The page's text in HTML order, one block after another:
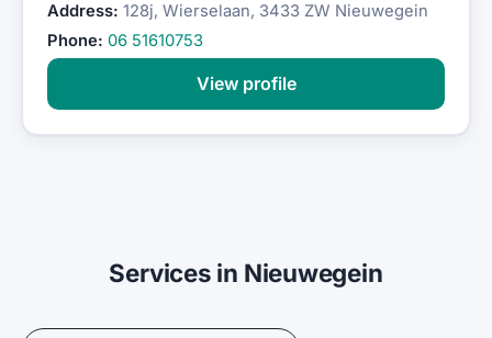
Address: 128j, Wierselaan, 3433 ZW Nieuwegein
Phone: 06 51610753
View profile
Services in Nieuwegein